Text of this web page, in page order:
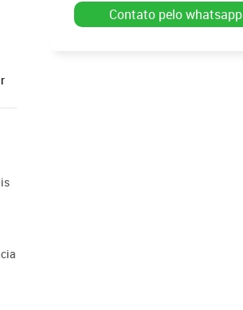
contato pelo whatsapp